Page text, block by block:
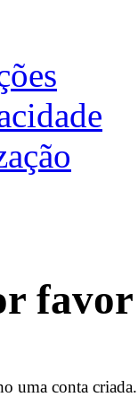
favor
uma conta criada.